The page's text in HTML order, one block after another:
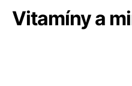
Vitamíny a